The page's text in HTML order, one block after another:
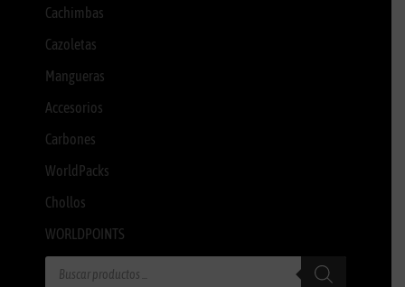
Cachimbas
Cazoletas
Mangueras
Accesorios
Carbones
WorldPacks
Chollos
WORLDPOINTS